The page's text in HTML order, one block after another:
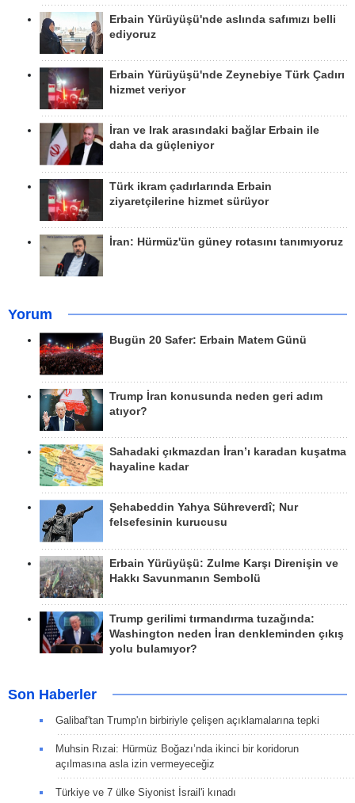
Erbain Yürüyüşü'nde aslında safımızı belli
ediyoruz
Erbain Yürüyüşü'nde Zeynebiye Türk Çadırı
hizmet veriyor
İran ve Irak arasındaki bağlar Erbain ile
daha da güçleniyor
Türk ikram çadırlarında Erbain
ziyaretçilerine hizmet sürüyor
İran: Hürmüz'ün güney rotasını tanımıyoruz
Yorum
Bugün 20 Safer: Erbain Matem Günü
Trump İran konusunda neden geri adım
atıyor?
Sahadaki çıkmazdan İran’ı karadan kuşatma
hayaline kadar
Şehabeddin Yahya Sühreverdî; Nur
felsefesinin kurucusu
Erbain Yürüyüşü: Zulme Karşı Direnişin ve
Hakkı Savunmanın Sembolü
Trump gerilimi tırmandırma tuzağında:
Washington neden İran denkleminden çıkış
yolu bulamıyor?
Son Haberler
Galibaf'tan Trump'ın birbiriyle çelişen açıklamalarına tepki
Muhsin Rızai: Hürmüz Boğazı’nda ikinci bir koridorun
açılmasına asla izin vermeyeceğiz
Türkiye ve 7 ülke Siyonist İsrail'i kınadı